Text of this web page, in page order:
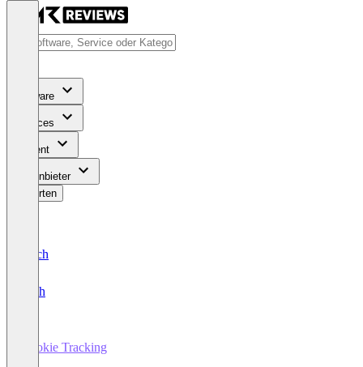
Software
Services
Content
Für Anbieter
Bewerten
Deutsch
English
Cookie Tracking